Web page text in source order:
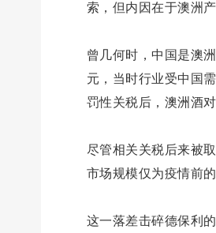
索，但内因在于澳洲
曾几何时，中国是澳
元，当时行业受中国
罚性关税后，澳洲酒
尽管相关关税后来被
市场规模仅为疫情前
这一落差击碎德保利